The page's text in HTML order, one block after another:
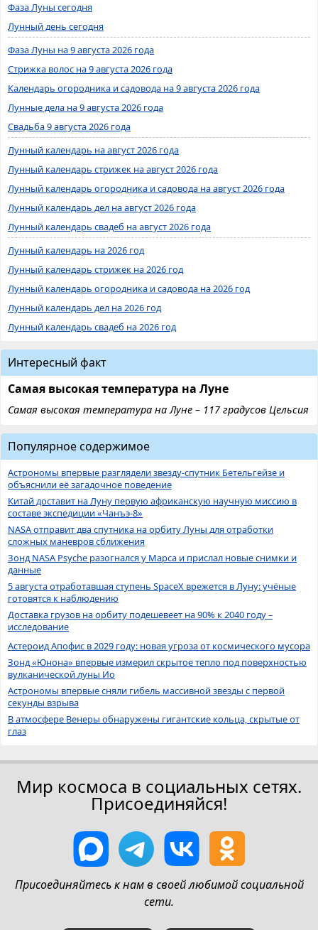
Фаза Луны сегодня
Лунный день сегодня
Фаза Луны на 9 августа 2026 года
Стрижка волос на 9 августа 2026 года
Календарь огородника и садовода на 9 августа 2026 года
Лунные дела на 9 августа 2026 года
Свадьба 9 августа 2026 года
Лунный календарь на август 2026 года
Лунный календарь стрижек на август 2026 года
Лунный календарь огородника и садовода на август 2026 года
Лунный календарь дел на август 2026 года
Лунный календарь свадеб на август 2026 года
Лунный календарь на 2026 год
Лунный календарь стрижек на 2026 год
Лунный календарь огородника и садовода на 2026 год
Лунный календарь дел на 2026 год
Лунный календарь свадеб на 2026 год
Интересный факт
Самая высокая температура на Луне
Самая высокая температура на Луне – 117 градусов Цельсия
Популярное содержимое
Астрономы впервые разглядели звезду-спутник Бетельгейзе и
объяснили её загадочное поведение
Китай доставит на Луну первую африканскую научную миссию в
составе экспедиции «Чанъэ-8»
NASA отправит два спутника на орбиту Луны для отработки
сложных маневров сближения
Зонд NASA Psyche разогнался у Марса и прислал новые снимки и
данные
5 августа отработавшая ступень SpaceX врежется в Луну: учёные
готовятся к наблюдению
Доставка грузов на орбиту подешевеет на 90% к 2040 году –
исследование
Астероид Апофис в 2029 году: новая угроза от космического мусора
Зонд «Юнона» впервые измерил скрытое тепло под поверхностью
вулканической луны Ио
Астрономы впервые сняли гибель массивной звезды с первой
секунды взрыва
В атмосфере Венеры обнаружены гигантские кольца, скрытые от
глаз
Мир космоса в социальных сетях.
Присоединяйся!
Присоединяйтесь к нам в своей любимой социальной
сети.